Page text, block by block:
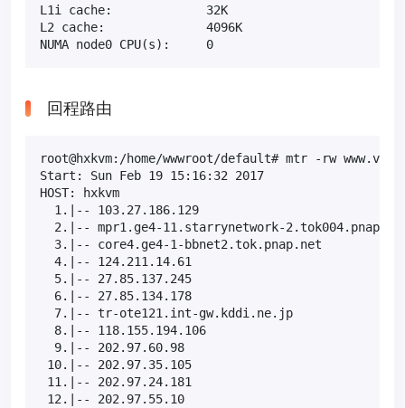
L1i cache:             32K
L2 cache:              4096K
NUMA node0 CPU(s):     0
回程路由
root@hxkvm:/home/wwwroot/default# mtr -rw
Start: Sun Feb 19 15:16:32 2017
HOST: hxkvm
1.|-- 103.27.186.129
2.|-- mpr1.ge4-11.starrynetwork-
3.|-- core4.ge4-1-bbnet2.tok.pnap.net
4.|-- 124.211.14.61
5.|-- 27.85.137.245
6.|-- 27.85.134.178
7.|-- tr-ote121.int-gw.kddi.ne.jp
8.|-- 118.155.194.106
9.|-- 202.97.60.98
10.|-- 202.97.35.105
11.|-- 202.97.24.181
12.|-- 202.97.55.10